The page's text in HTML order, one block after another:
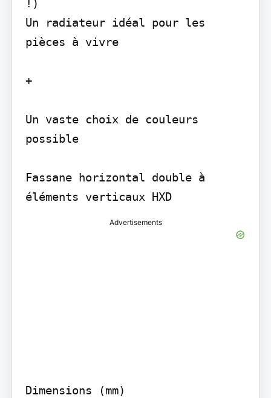
!)
Un radiateur idéal pour les
pièces à vivre
+
Un vaste choix de couleurs
possible
Fassane horizontal double à
éléments verticaux HXD
Advertisements
Dimensions (mm)